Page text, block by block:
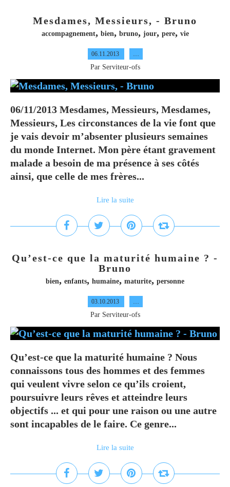
Mesdames, Messieurs, - Bruno
accompagnement, bien, bruno, jour, pere, vie
06.11.2013 …
Par Serviteur-ofs
06/11/2013 Mesdames, Messieurs, Mesdames,
Messieurs, Les circonstances de la vie font que
je vais devoir m’absenter plusieurs semaines
du monde Internet. Mon père étant gravement
malade a besoin de ma présence à ses côtés
ainsi, que celle de mes frères...
Lire la suite
Qu’est-ce que la maturité humaine ? -
Bruno
bien, enfants, humaine, maturite, personne
03.10.2013 …
Par Serviteur-ofs
Qu’est-ce que la maturité humaine ? Nous
connaissons tous des hommes et des femmes
qui veulent vivre selon ce qu’ils croient,
poursuivre leurs rêves et atteindre leurs
objectifs ... et qui pour une raison ou une autre
sont incapables de le faire. Ce genre...
Lire la suite